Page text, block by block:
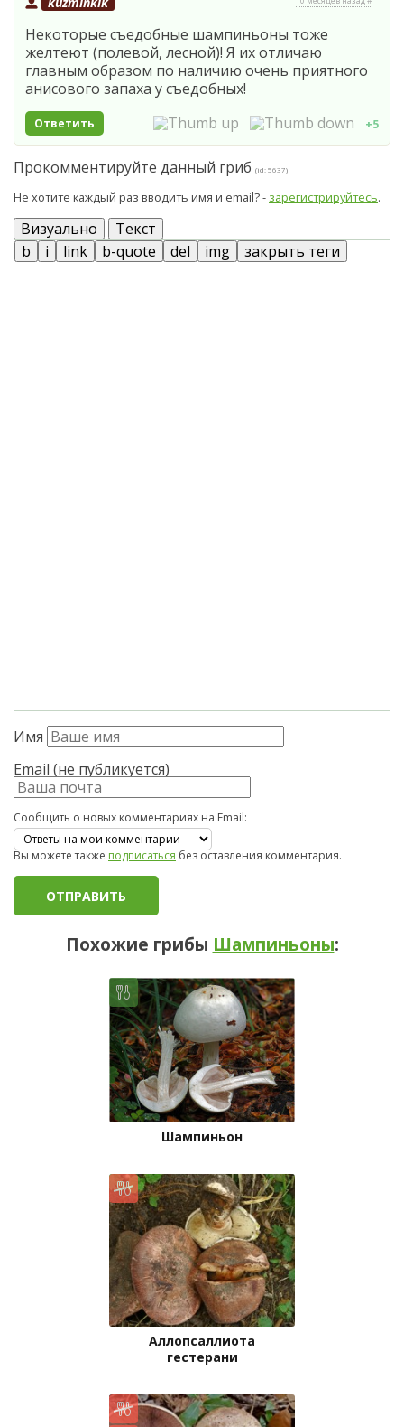
Некоторые съедобные шампиньоны тоже
желтеют (полевой, лесной)! Я их отличаю
главным образом по наличию очень приятного
анисового запаха у съедобных!
Ответить +5
Прокомментируйте данный гриб (id: 5637)
Не хотите каждый раз вводить имя и email? - зарегистрируйтесь.
Визуально Текст
Имя
Email (не публикуется)
Сообщить о новых комментариях на Email:
Вы можете такжеподписатьсябез оставления комментария.
Похожие грибы Шампиньоны:
Шампиньон
Аллопсаллиота
гестерани